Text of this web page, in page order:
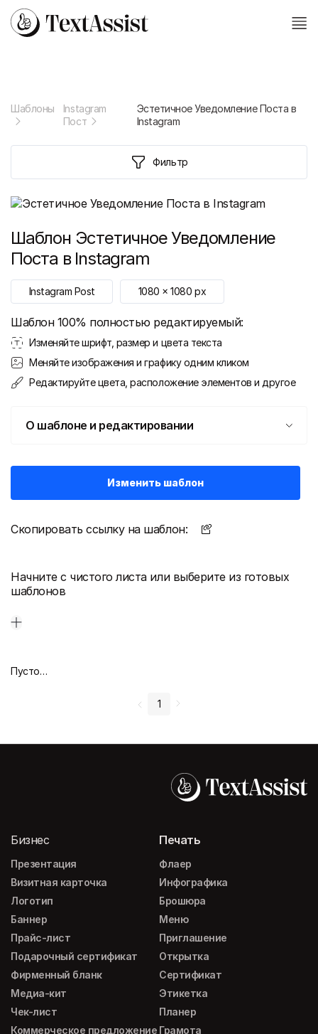
Шаблоны
Instagram
Пост
Эстетичное Уведомление Поста в
Instagram
Фильтр
Шаблон Эстетичное Уведомление
Поста в Instagram
Instagram Post 1080 x1080 px
Шаблон 100% полностью редактируемый:
Изменяйте шрифт, размер и цвета текста
Меняйте изображения и графику одним кликом
Редактируйте цвета, расположение элементов и другое
О шаблоне и редактировании
Изменить шаблон
Скопировать ссылку на шаблон:
Начните с чистого листа или выберите из готовых
шаблонов
Пустой дизайн-макет
1
Бизнес
Презентация
Визитная карточка
Логотип
Баннер
Прайс-лист
Подарочный сертификат
Фирменный бланк
Медиа-кит
Чек-лист
Коммерческое предложение
Печать
Флаер
Инфографика
Брошюра
Меню
Приглашение
Открытка
Сертификат
Этикетка
Планер
Грамота